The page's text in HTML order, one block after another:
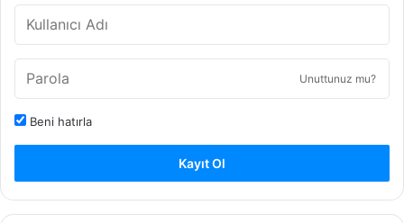
Unuttunuz mu?
Beni hatırla
Kayıt Ol